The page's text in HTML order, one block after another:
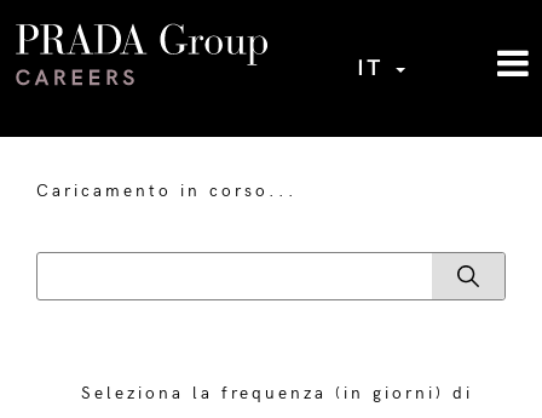
IT
Caricamento in corso...
Seleziona la frequenza (in giorni) di